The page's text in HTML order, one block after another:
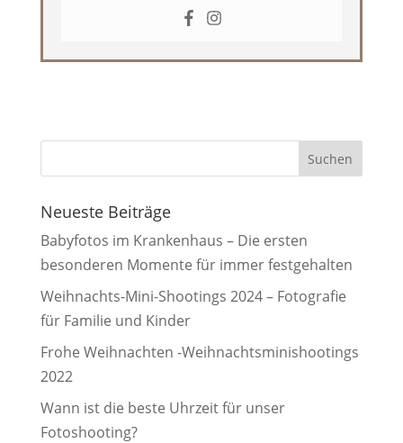
Neueste Beiträge
Babyfotos im Krankenhaus – Die ersten
besonderen Momente für immer festgehalten
Weihnachts-Mini-Shootings 2024 – Fotografie
für Familie und Kinder
Frohe Weihnachten -Weihnachtsminishootings
2022
Wann ist die beste Uhrzeit für unser
Fotoshooting?